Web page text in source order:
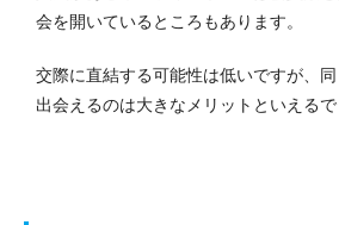
会を開いているところもあります。
交際に直結する可能性は低いですが、
出会えるのは大きなメリットといえるで